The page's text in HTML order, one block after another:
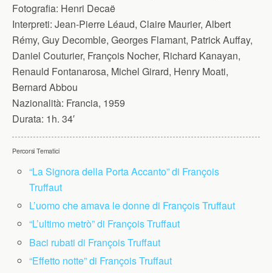
Fotografia: Henri Decaë
Interpreti: Jean-Pierre Léaud, Claire Maurier, Albert
Rémy, Guy Decomble, Georges Flamant, Patrick Auffay,
Daniel Couturier, François Nocher, Richard Kanayan,
Renauld Fontanarosa, Michel Girard, Henry Moati,
Bernard Abbou
Nazionalità: Francia, 1959
Durata: 1h. 34′
Percorsi Tematici
“La Signora della Porta Accanto” di François
Truffaut
L’uomo che amava le donne di François Truffaut
“L’ultimo metrò” di François Truffaut
Baci rubati di François Truffaut
“Effetto notte” di François Truffaut